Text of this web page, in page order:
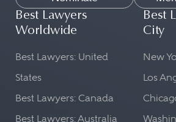
Best Lawyers
Worldwide
Best Lawyers: United
States
Best Lawyers: Canada
Best Lawyers: Australia
Best
City
New
Los